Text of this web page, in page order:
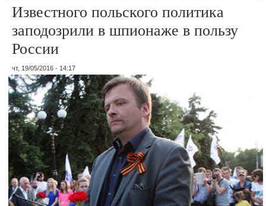
Известного польского политика
заподозрили в шпионаже в пользу
России
чт, 19/05/2016 - 14:17